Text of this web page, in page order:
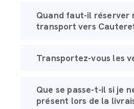
Quand faut-il réserver
transport vers
Transportez-vous les
Que se passe-t-il si je
présent lors de la